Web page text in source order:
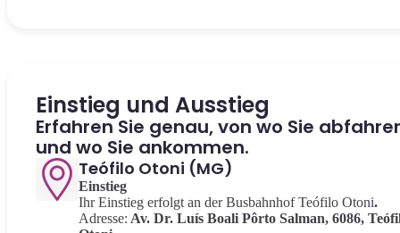
Einstieg und Ausstieg
Erfahren Sie genau, von wo Sie
und wo Sie ankommen.
Teófilo Otoni (MG)
Einstieg
Ihr Einstieg erfolgt an der Busbahnhof Teófilo Otoni.
Adresse: Av. Dr. Luís Boali Pôrto Salman, 6086,